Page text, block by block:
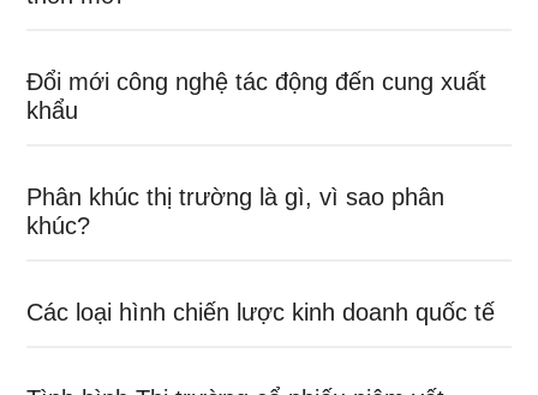
Đổi mới công nghệ tác động đến cung xuất
khẩu
Phân khúc thị trường là gì, vì sao phân
khúc?
Các loại hình chiến lược kinh doanh quốc tế